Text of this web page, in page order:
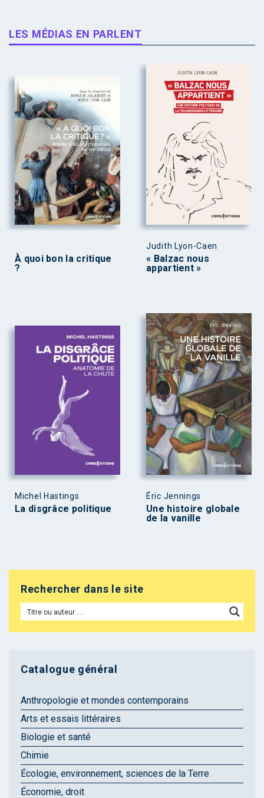
LES MÉDIAS EN PARLENT
À quoi bon la critique
?
Judith Lyon-Caen
« Balzac nous
appartient »
Michel Hastings
La disgrâce politique
Éric Jennings
Une histoire globale
de la vanille
Rechercher dans le site
Catalogue général
Anthropologie et mondes contemporains
Arts et essais littéraires
Biologie et santé
Chimie
Écologie, environnement, sciences de la Terre
Économie, droit